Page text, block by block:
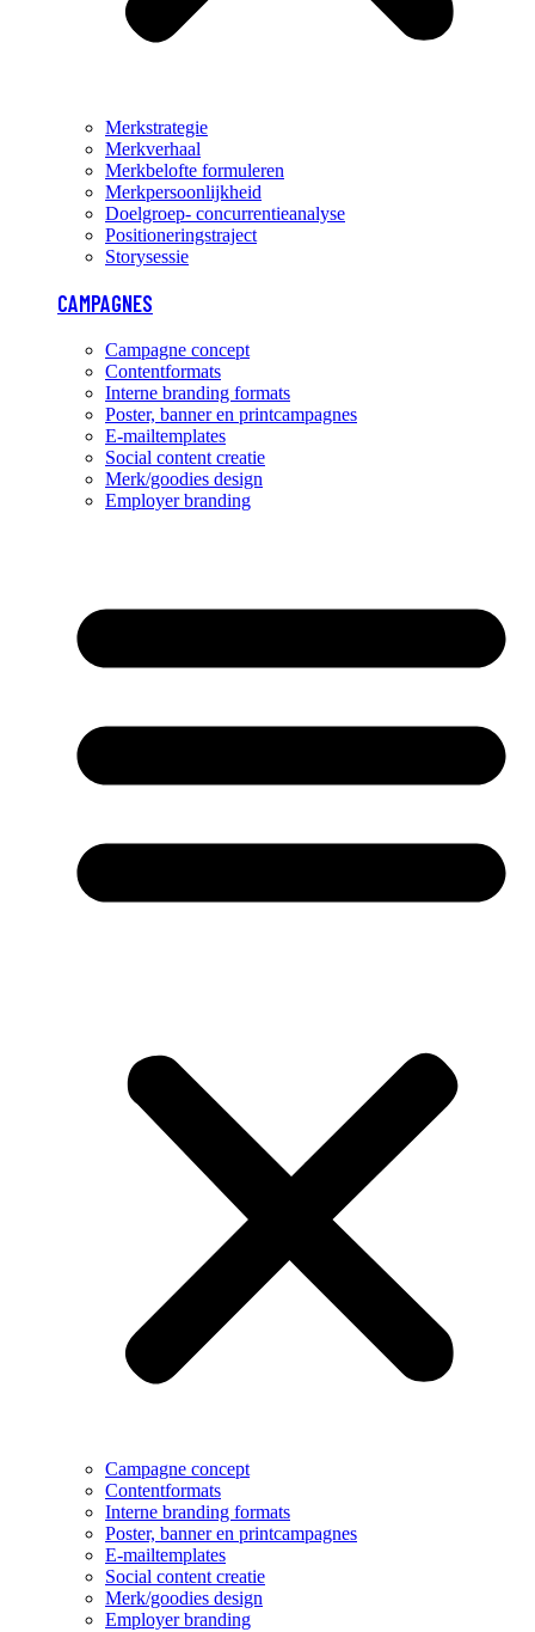
Merkstrategie
Merkverhaal
Merkbelofte formuleren
Merkpersoonlijkheid
Doelgroep- concurrentieanalyse
Positioneringstraject
Storysessie
CAMPAGNES
Campagne concept
Contentformats
Interne branding formats
Poster, banner en printcampagnes
E-mailtemplates
Social content creatie
Merk/goodies design
Employer branding
Campagne concept
Contentformats
Interne branding formats
Poster, banner en printcampagnes
E-mailtemplates
Social content creatie
Merk/goodies design
Employer branding